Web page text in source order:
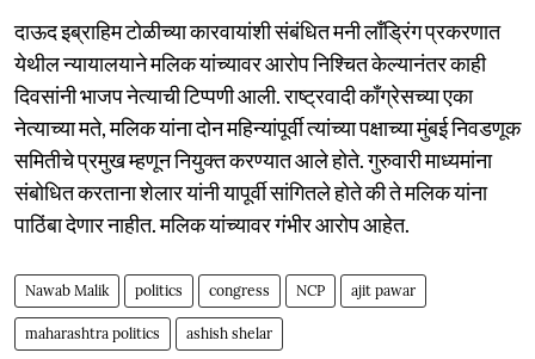
दाऊद इब्राहिम टोळीच्या कारवायांशी संबंधित मनी लाँड्रिंग प्रकरणात
येथील न्यायालयाने मलिक यांच्यावर आरोप निश्चित केल्यानंतर काही
दिवसांनी भाजप नेत्याची टिप्पणी आली. राष्ट्रवादी काँग्रेसच्या एका
नेत्याच्या मते, मलिक यांना दोन महिन्यांपूर्वी त्यांच्या पक्षाच्या मुंबई निवडणूक
समितीचे प्रमुख म्हणून नियुक्त करण्यात आले होते. गुरुवारी माध्यमांना
संबोधित करताना शेलार यांनी यापूर्वी सांगितले होते की ते मलिक यांना
पाठिंबा देणार नाहीत. मलिक यांच्यावर गंभीर आरोप आहेत.
Nawab Malik politics congress NCP ajit pawar
maharashtra politics ashish shelar